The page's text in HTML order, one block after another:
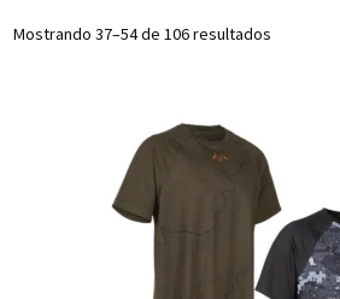
Mostrando 37–54 de 106 resultados